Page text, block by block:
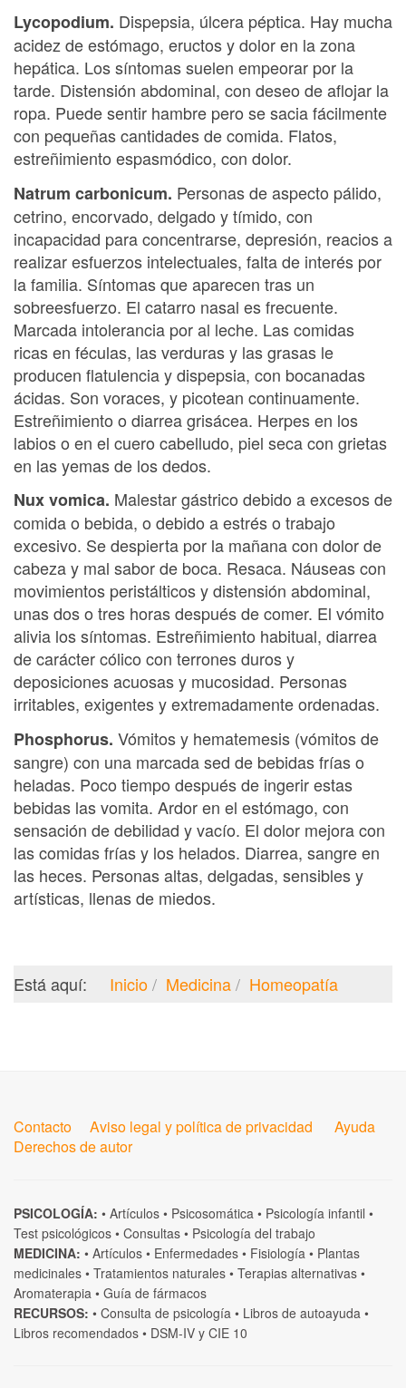
Lycopodium. Dispepsia, úlcera péptica. Hay mucha
acidez de estómago, eructos y dolor en la zona
hepática. Los síntomas suelen empeorar por la
tarde. Distensión abdominal, con deseo de aflojar la
ropa. Puede sentir hambre pero se sacia fácilmente
con pequeñas cantidades de comida. Flatos,
estreñimiento espasmódico, con dolor.
Natrum carbonicum. Personas de aspecto pálido,
cetrino, encorvado, delgado y tímido, con
incapacidad para concentrarse, depresión, reacios a
realizar esfuerzos intelectuales, falta de interés por
la familia. Síntomas que aparecen tras un
sobreesfuerzo. El catarro nasal es frecuente.
Marcada intolerancia por al leche. Las comidas
ricas en féculas, las verduras y las grasas le
producen flatulencia y dispepsia, con bocanadas
ácidas. Son voraces, y picotean continuamente.
Estreñimiento o diarrea grisácea. Herpes en los
labios o en el cuero cabelludo, piel seca con grietas
en las yemas de los dedos.
Nux vomica. Malestar gástrico debido a excesos de
comida o bebida, o debido a estrés o trabajo
excesivo. Se despierta por la mañana con dolor de
cabeza y mal sabor de boca. Resaca. Náuseas con
movimientos peristálticos y distensión abdominal,
unas dos o tres horas después de comer. El vómito
alivia los síntomas. Estreñimiento habitual, diarrea
de carácter cólico con terrones duros y
deposiciones acuosas y mucosidad. Personas
irritables, exigentes y extremadamente ordenadas.
Phosphorus. Vómitos y hematemesis (vómitos de
sangre) con una marcada sed de bebidas frías o
heladas. Poco tiempo después de ingerir estas
bebidas las vomita. Ardor en el estómago, con
sensación de debilidad y vacío. El dolor mejora con
las comidas frías y los helados. Diarrea, sangre en
las heces. Personas altas, delgadas, sensibles y
artísticas, llenas de miedos.
Está aquí: Inicio Medicina Homeopatía
Contacto Aviso legal y política de privacidad
Ayuda
Derechos de autor
PSICOLOGÍA: • Artículos • Psicosomática • Psicología infantil •
Test psicológicos • Consultas • Psicología del trabajo
MEDICINA: • Artículos • Enfermedades • Fisiología • Plantas
medicinales • Tratamientos naturales • Terapias alternativas •
Aromaterapia • Guía de fármacos
RECURSOS: • Consulta de psicología • Libros de autoayuda •
Libros recomendados • DSM-IV y CIE 10